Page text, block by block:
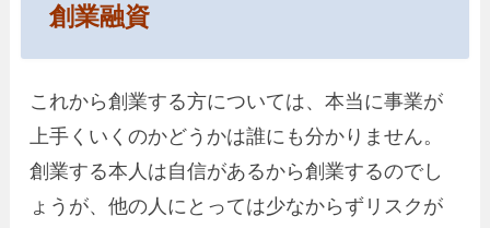
創業融資
これから創業する方については、本当に事業が
上手くいくのかどうかは誰にも分かりません。
創業する本人は自信があるから創業するのでし
ょうが、他の人にとっては少なからずリスクが